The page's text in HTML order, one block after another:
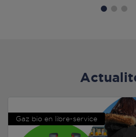
Gaz bio en libre-service